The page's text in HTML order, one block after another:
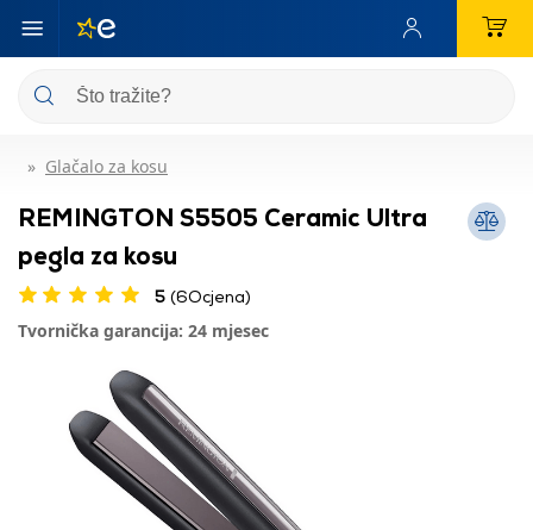
Glačalo za kosu
REMINGTON S5505 Ceramic Ultra
pegla za kosu
5 (6Ocjena)
Tvornička garancija: 24 mjesec